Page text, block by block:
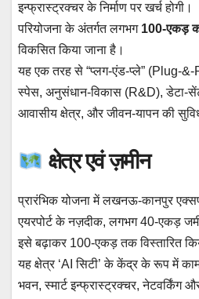
इन्फ्रास्ट्रक्चर के निर्माण पर खर्च होगी।
परियोजना के अंतर्गत लगभग 100-एकड़
विकसित किया जाना है।
यह एक तरह से “प्लग-एंड-प्ले” (Plug-
स्पेस, अनुसंधान-विकास (R&D), डेटा-
आवासीय क्षेत्र, और जीवन-यापन की
क्षेत्र एवं ज़मीन
प्रारंभिक योजना में लखनऊ-कानपुर
एयरपोर्ट के नज़दीक, लगभग 40-एकड़
इसे बढ़ाकर 100-एकड़ तक विस्तारित
यह क्षेत्र ‘AI सिटी’ के केंद्र के रूप में
भवन, स्मार्ट इन्फ्रास्ट्रक्चर, नेटवर्किंग